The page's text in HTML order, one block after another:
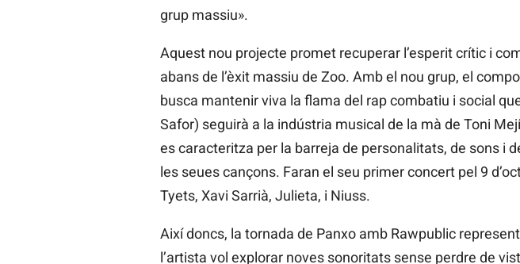
grup massiu».
Aquest nou projecte promet recuperar l’esperit crític i
abans de l’èxit massiu de Zoo. Amb el nou grup, el
busca mantenir viva la flama del rap combatiu i social
Safor) seguirà a la indústria musical de la mà de Toni
es caracteritza per la barreja de personalitats, de sons i
les seues cançons. Faran el seu primer concert pel 9
Tyets, Xavi Sarrià, Julieta, i Niuss.
Així doncs, la tornada de Panxo amb Rawpublic
l’artista vol explorar noves sonoritats sense perdre de